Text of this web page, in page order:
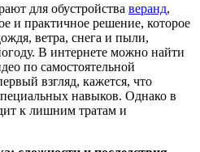
для обустройства веранд,
и практичное решение, которое
ветра, снега и пыли,
В интернете можно найти
по самостоятельной
взгляд, кажется, что
навыков. Однако в
к лишним тратам и